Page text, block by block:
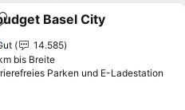
Favoriten hinzufügen
Basel City
14.585
bis Breite
Parken und E-Ladestation